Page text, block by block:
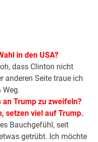
in den USA?
dass Clinton nicht
anderen Seite traue ich
an Trump zu zweifeln?
setzen viel auf Trump.
Bauchgefühl, seit
getrübt. Ich möchte